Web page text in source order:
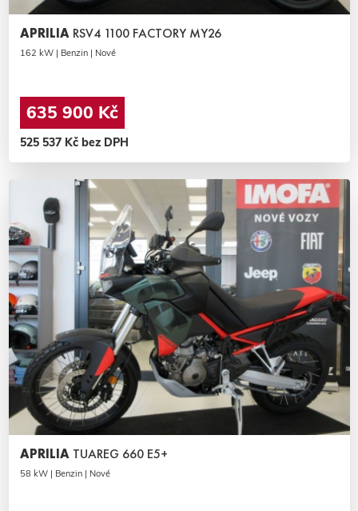
APRILIA RSV4 1100 FACTORY MY26
162 kW | Benzin | Nové
635 900 Kč
525 537 Kč bez DPH
APRILIA TUAREG 660 E5+
58 kW | Benzin | Nové